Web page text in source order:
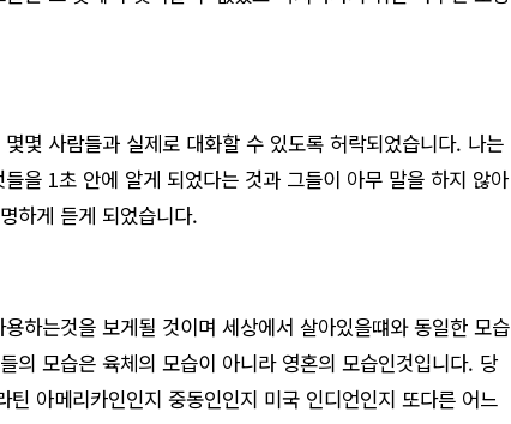
몇 사람들과 실제로 대화할 수 있도록 허락되었습니다. 나는
을 1초 안에 알게 되었다는 것과 그들이 아무 말을 하지 않아
하게 듣게 되었습니다.
하는것을 보게될 것이며 세상에서 살아있을떄와 동일한 모습
의 모습은 육체의 모습이 아니라 영혼의 모습인것입니다. 당
아메리카인인지 중동인인지 미국 인디언인지 또다른 어느